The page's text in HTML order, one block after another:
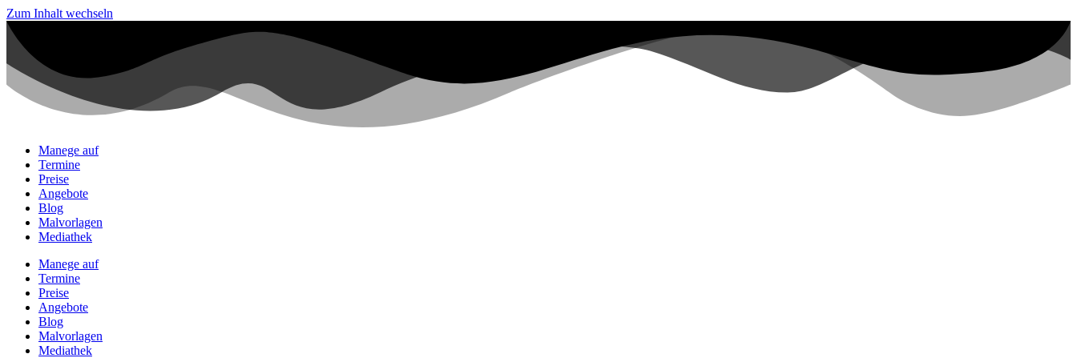
Zum Inhalt wechseln
Manege auf
Termine
Preise
Angebote
Blog
Malvorlagen
Mediathek
Manege auf
Termine
Preise
Angebote
Blog
Malvorlagen
Mediathek